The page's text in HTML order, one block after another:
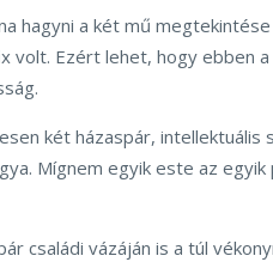
hagyni a két mű
volt. Ezért lehet, hogy ebben
két házaspár, intellektuális
Mígnem egyik este az egyik
családi vázáján is a túl